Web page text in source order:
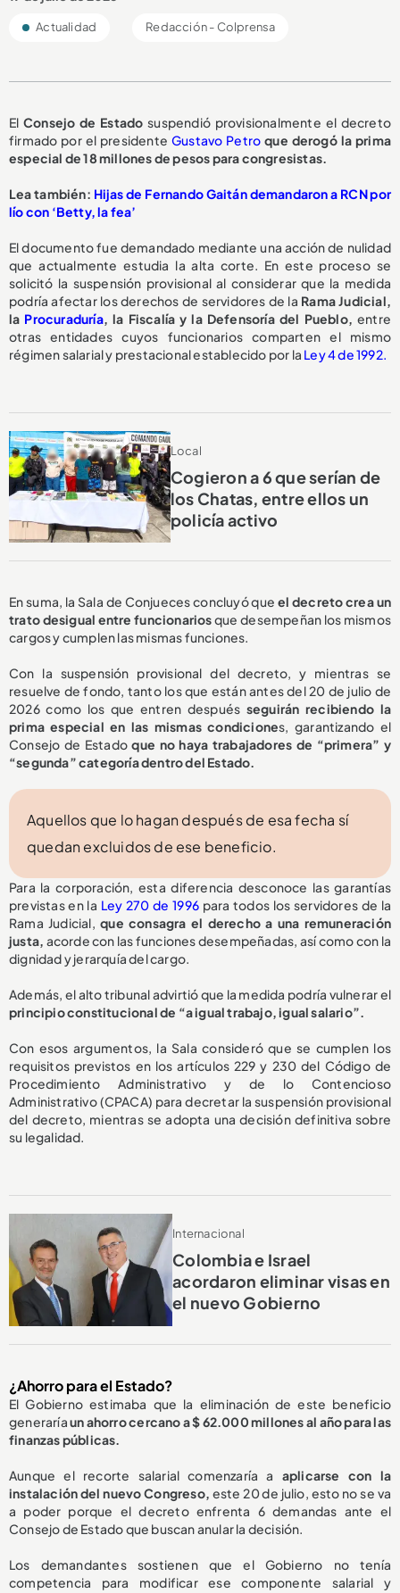
Actualidad Redacción - Colprensa
ElConsejo de Estado suspendió provisionalmente el decreto
firmado por el presidente Gustavo Petro que derogó la prima
especial de 18 millones de pesos para congresistas.
Lea también: Hijas de Fernando Gaitán demandaron a RCN por
lío con ‘Betty, la fea’
El documento fue demandado mediante una acción de nulidad
que actualmente estudia la alta corte. En este proceso se
solicitó la suspensión provisional al considerar que la medida
podría afectar los derechos de servidores de la Rama Judicial,
la Procuraduría, la Fiscalía y la Defensoría del Pueblo, entre
otras entidades cuyos funcionarios comparten el mismo
régimen salarial y prestacional establecido por la Ley 4 de 1992.
Local
Cogieron a 6 que serían de
los Chatas, entre ellos un
policía activo
En suma, la Sala de Conjueces concluyó que el decreto crea un
trato desigual entre funcionariosque desempeñan los mismos
cargos y cumplen las mismas funciones.
Con la suspensión provisional del decreto, y mientras se
resuelve de fondo, tanto los que están antes del 20 de julio de
2026 como los que entren después seguirán recibiendo la
prima especial en las mismas condiciones, garantizando el
Consejo de Estadoque no haya trabajadores de “primera” y
“segunda” categoría dentro del Estado.
Aquellos que lo hagan después de esa fecha sí
quedan excluidos de ese beneficio.
Para la corporación, esta diferencia desconoce las garantías
previstas en la Ley 270 de 1996 para todos los servidores de la
Rama Judicial,que consagra el derecho a una remuneración
justa, acorde con las funciones desempeñadas, así como con la
dignidad y jerarquía del cargo.
Además, el alto tribunal advirtió que la medida podría vulnerar el
principio constitucional de “a igual trabajo, igual salario”.
Con esos argumentos, la Sala consideró que se cumplen los
requisitos previstos en los artículos 229 y 230 del Código de
Procedimiento Administrativo y de lo Contencioso
Administrativo (CPACA) para decretar la suspensión provisional
del decreto, mientras se adopta una decisión definitiva sobre
su legalidad.
Internacional
Colombia e Israel
acordaron eliminar visas en
el nuevo Gobierno
¿Ahorro para el Estado?
El Gobierno estimaba que la eliminación de este beneficio
generaríaun ahorro cercano a $ 62.000 millones al año para las
finanzas públicas.
Aunque el recorte salarial comenzaría a aplicarse con la
instalación del nuevo Congreso, este 20 de julio, esto no se va
a poder porque el decreto enfrenta 6 demandas ante el
Consejo de Estado que buscan anular la decisión.
Los demandantes sostienen que el Gobierno no tenía
competencia para modificar ese componente salarial y